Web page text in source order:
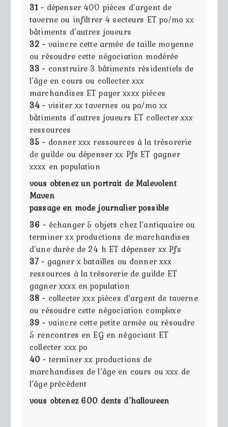
31 - dépenser 400 pièces d’argent de
taverne ou infiltrer 4 secteurs ET po/mo xx
bâtiments d’autres joueurs
32 - vaincre cette armée de taille moyenne
ou résoudre cette négociation modérée
33 - construire 3 bâtiments résidentiels de
l’âge en cours ou collecter xxx
marchandises ET payer xxxx piéces
34 - visiter xx tavernes ou po/mo xx
bâtiments d’autres joueurs ET collecter xxx
ressources
35 - donner xxx ressources à la trésorerie
de guilde ou dépenser xx Pfs ET gagner
xxxx en population
vous obtenez un portrait de Malevolent
Maven
passage en mode journalier possible
36 - échanger 5 objets chez l’antiquaire ou
terminer xx productions de marchandises
d’une durée de 24 h ET dépenser xx Pfs
37 - gagner x batailles ou donner xxx
ressources à la trésorerie de guilde ET
gagner xxxx en population
38 - collecter xxx pièces d’argent de taverne
ou résoudre cette négociation complexe
39 - vaincre cette petite armée ou résoudre
5 rencontres en EG en négociant ET
collecter xxx po
40 -terminer xx productions de
marchandises de l’âge en cours ou xxx de
l’âge précèdent
vous obtenez 600 dents d’halloween